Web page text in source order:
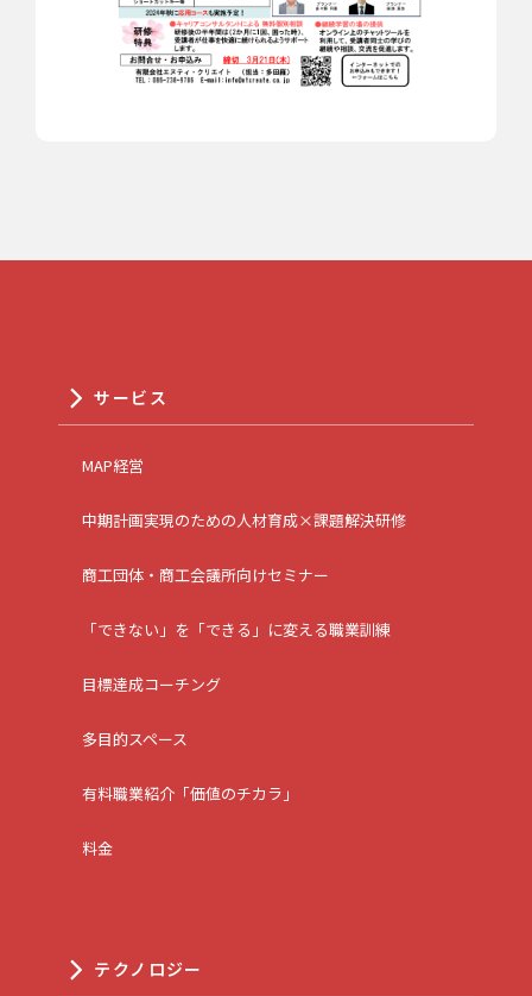
サービス
MAP経営
中期計画実現のための人材育成×課題解決研修
商工団体・商工会議所向けセミナー
「できない」を「できる」に変える職業訓練
目標達成コーチング
多目的スペース
有料職業紹介「価値のチカラ」
料金
テクノロジー